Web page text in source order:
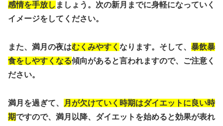
感情を手放し ましょう。次の新月までに身軽になっていく
イメージをしてください。
また、満月の夜はむくみやすく なります。そして、 暴飲暴
食をしやすくなる傾向があると言われますので、ご注意く
ださい。
満月を過ぎて、
月が欠けていく時期はダイエットに良い時
期ですので、満月以降、ダイエットを始めると効果が表れ